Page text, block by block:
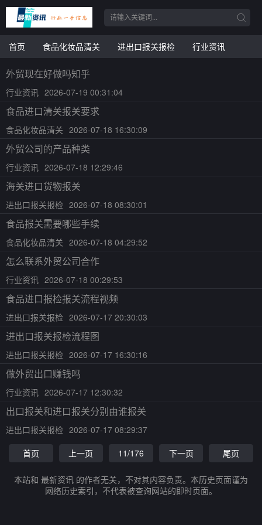
首页 食品化妆品清关 进出口报关报检 行业资讯
外贸现在好做吗知乎
行业资讯 2026-07-19 00:31:04
食品进口清关报关要求
食品化妆品清关 2026-07-18 16:30:09
外贸公司的产品种类
行业资讯 2026-07-18 12:29:46
海关进口货物报关
进出口报关报检 2026-07-18 08:30:01
食品报关需要哪些手续
食品化妆品清关 2026-07-18 04:29:52
怎么联系外贸公司合作
行业资讯 2026-07-18 00:29:53
食品进口报检报关流程视频
进出口报关报检 2026-07-17 20:30:03
进出口报关报检流程图
进出口报关报检 2026-07-17 16:30:16
做外贸出口赚钱吗
行业资讯 2026-07-17 12:30:32
出口报关和进口报关分别由谁报关
进出口报关报检 2026-07-17 08:29:37
首页
上一页 11/176 下一页 尾页
本站和 最新资讯 的作者无关，不对其内容负责。本历史页面谨为
网络历史索引，不代表被查询网站的即时页面。